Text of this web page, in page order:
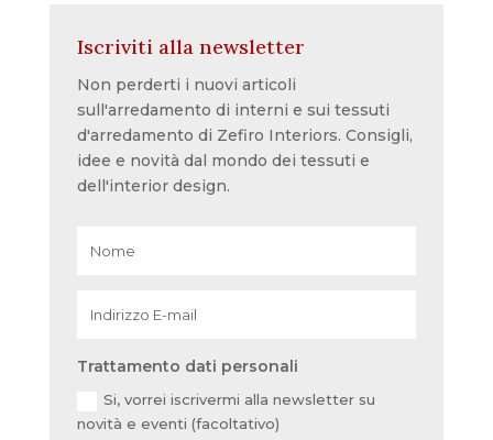
Iscriviti alla newsletter
Non perderti i nuovi articoli
sull'arredamento di interni e sui tessuti
d'arredamento di Zefiro Interiors. Consigli,
idee e novità dal mondo dei tessuti e
dell'interior design.
Trattamento dati personali
Si, vorrei iscrivermi alla newsletter su
novità e eventi (facoltativo)